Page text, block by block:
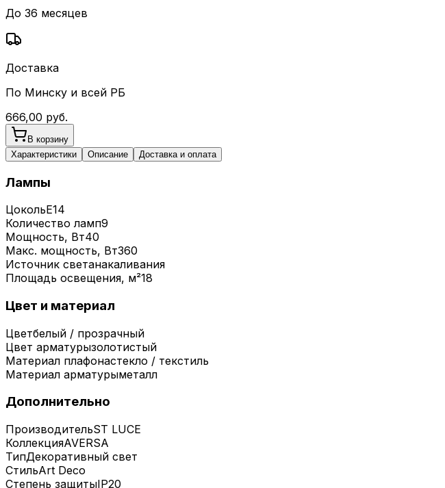
До 36 месяцев
Доставка
По Минску и всей РБ
666,00 руб.
В корзину
Характеристики
Описание Доставка и оплата
Лампы
ЦокольE14
Количество ламп9
Мощность, Вт40
Макс. мощность, Вт360
Источник светанакаливания
Площадь освещения, м²18
Цвет и материал
Цветбелый / прозрачный
Цвет арматурызолотистый
Материал плафонастекло / текстиль
Материал арматурыметалл
Дополнительно
ПроизводительST LUCE
КоллекцияAVERSA
ТипДекоративный свет
СтильArt Deco
Степень защитыIP20